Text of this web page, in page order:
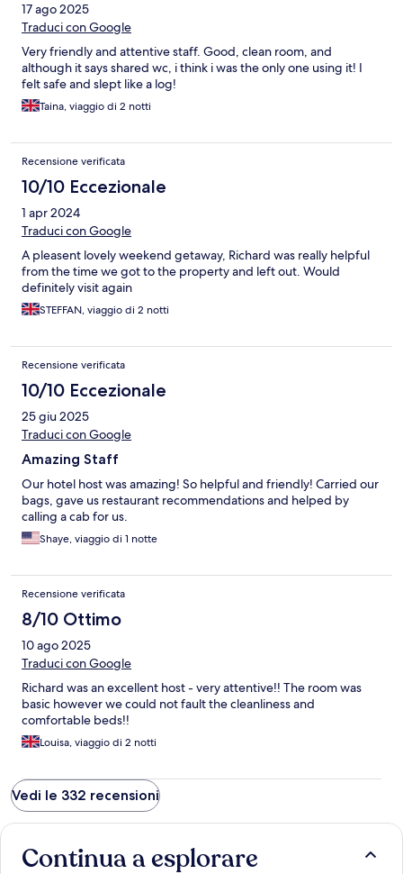
17 ago 2025
Traduci con Google
Very friendly and attentive staff. Good, clean room, and
although it says shared wc, i think i was the only one using it! I
felt safe and slept like a log!
Taina, viaggio di 2 notti
Recensione verificata
10/10 Eccezionale
1 apr 2024
Traduci con Google
A pleasent lovely weekend getaway, Richard was really helpful
from the time we got to the property and left out. Would
definitely visit again
STEFFAN, viaggio di 2 notti
Recensione verificata
10/10 Eccezionale
25 giu 2025
Traduci con Google
Amazing Staff
Our hotel host was amazing! So helpful and friendly! Carried our
bags, gave us restaurant recommendations and helped by
calling a cab for us.
Shaye, viaggio di 1 notte
Recensione verificata
8/10 Ottimo
10 ago 2025
Traduci con Google
Richard was an excellent host - very attentive!! The room was
basic however we could not fault the cleanliness and
comfortable beds!!
Louisa, viaggio di 2 notti
Vedi le 332 recensioni
Continua a esplorare